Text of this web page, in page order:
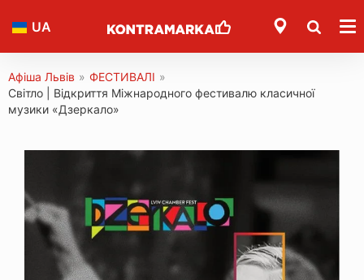
UA
Афіша Львів » ФЕСТИВАЛІ »
Світло | Відкриття Міжнародного фестивалю класичної
музики «Дзеркало»